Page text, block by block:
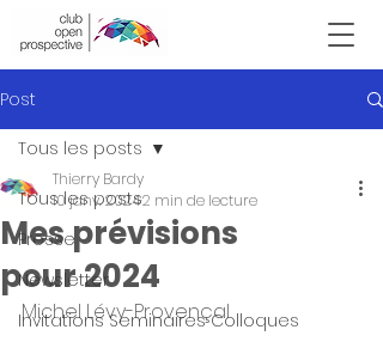
Victor Hugo
Post
Tous les posts
Presse
Newsletter
Invitations Seminaires Colloques
Tous les posts
Mes prévisions
pour 2024
Thierry Bardy
10 janv. 20242 min de lecture
Michel Lévy-Provençal